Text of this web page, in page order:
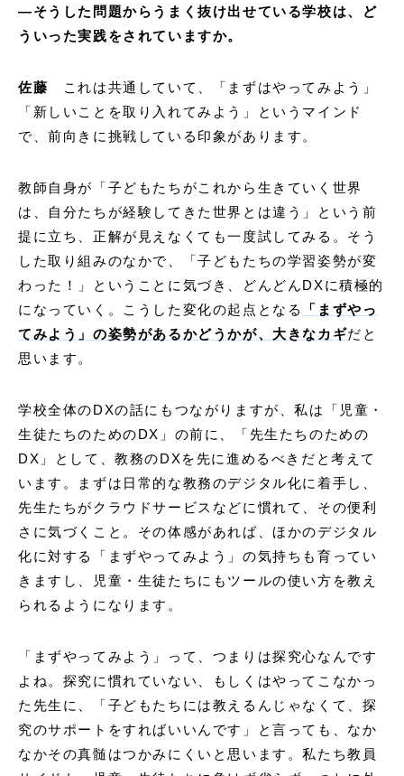
―そうした問題からうまく抜け出せている学校は、ど
ういった実践をされていますか。
佐藤
これは共通していて、「まずはやってみよう」
「新しいことを取り入れてみよう」というマインド
で、前向きに挑戦している印象があります。
教師自身が「子どもたちがこれから生きていく世界
は、自分たちが経験してきた世界とは違う」という前
提に立ち、正解が見えなくても一度試してみる。そう
した取り組みのなかで、「子どもたちの学習姿勢が変
わった！」ということに気づき、どんどんDXに積極的
になっていく。こうした変化の起点となる
「まずやっ
てみよう」の姿勢があるかどうかが、大きなカギだと
思います。
学校全体のDXの話にもつながりますが、私は「児童・
生徒たちのためのDX」の前に、「先生たちのための
DX」として、教務のDXを先に進めるべきだと考えて
います。まずは日常的な教務のデジタル化に着手し、
先生たちがクラウドサービスなどに慣れて、その便利
さに気づくこと。その体感があれば、ほかのデジタル
化に対する「まずやってみよう」の気持ちも育ってい
きますし、児童・生徒たちにもツールの使い方を教え
られるようになります。
「まずやってみよう」って、つまりは探究心なんです
よね。探究に慣れていない、もしくはやってこなかっ
た先生に、「子どもたちには教えるんじゃなくて、探
究のサポートをすればいいんです」と言っても、なか
なかその真髄はつかみにくいと思います。私たち教員